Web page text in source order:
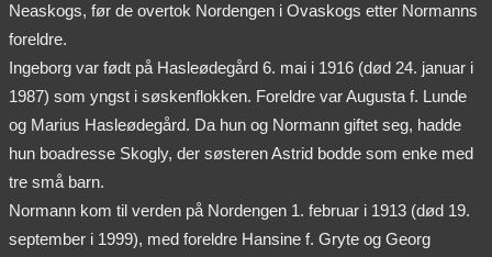
Neaskogs, før de overtok Nordengen i Ovaskogs etter Normanns
foreldre.
Ingeborg var født på Hasleødegård 6. mai i 1916 (død 24. januar i
1987) som yngst i søskenflokken. Foreldre var Augusta f. Lunde
og Marius Hasleødegård. Da hun og Normann giftet seg, hadde
hun boadresse Skogly, der søsteren Astrid bodde som enke med
tre små barn.
Normann kom til verden på Nordengen 1. februar i 1913 (død 19.
september i 1999), med foreldre Hansine f. Gryte og Georg